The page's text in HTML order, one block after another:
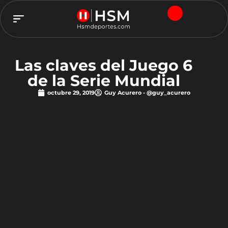
Las claves del Juego 6
de la Serie Mundial
octubre 29, 2019 Guy Acurero - @guy_acurero